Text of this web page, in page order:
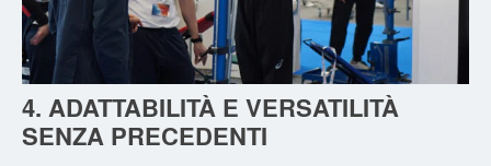
4. ADATTABILITÀ E VERSATILITÀ
SENZA PRECEDENTI